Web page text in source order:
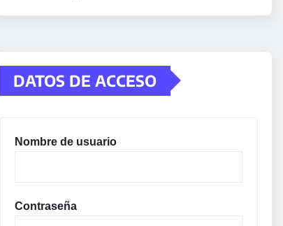
DATOS DE ACCESO
Nombre de usuario
Contraseña